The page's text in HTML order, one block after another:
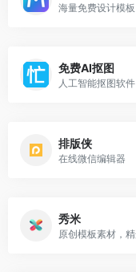
海量免费设计模板
免费AI抠图
排版侠
在线微信编辑器
秀米